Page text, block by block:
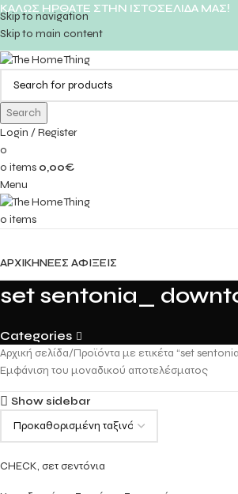
Skip to navigation
Skip to main content
ΚΑΛΩΣ ΗΡΘΑΤΕ ΣΤΗΝ ΙΣΤΟΣΕΛΙΔΑ ΜΑΣ!
Search
Login / Register
0
0 items 0,00€
Menu
0 items
ΑΡΧΙΚΗΝΕΕΣ ΑΦΙΞΕΙΣ
set sentonia_
Categories
Αρχική σελίδα Προϊόντα με ετικέτα “set
Εμφάνιση του μοναδικού αποτελέσματος
Show sidebar
CHECK, σετ σεντόνια